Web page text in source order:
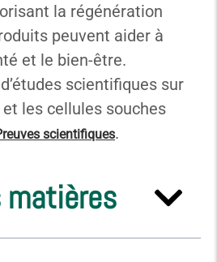
la régénération
peuvent aider à
et le bien-être.
scientifiques sur
et les cellules souches
scientifiques.
matières